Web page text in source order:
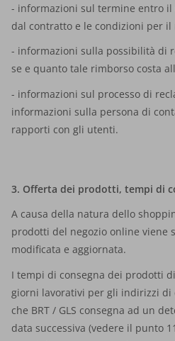
- informazioni sul termine entro il
dal contratto e le condizioni per il
- informazioni sulla possibilità di
se e quanto tale rimborso costa
- informazioni sul processo di
informazioni sulla persona di
rapporti con gli utenti.
3. Offerta dei prodotti, tempi di
A causa della natura dello
prodotti del negozio online viene
modificata e aggiornata.
I tempi di consegna dei prodotti
giorni lavorativi per gli indirizzi di
che BRT / GLS consegna ad un
data successiva (vedere il punto